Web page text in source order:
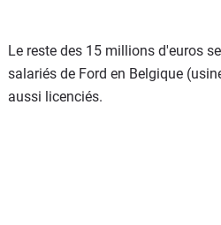
Le reste des 15 millions d'euros
salariés de Ford en Belgique
aussi licenciés.